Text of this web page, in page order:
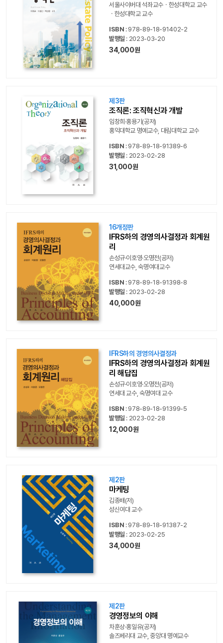
서울사이버대 석좌교수ㆍ한성대학교 교수
ㆍ한성대학교 교수
ISBN : 978-89-18-91402-2
발행일 : 2023-03-20
34,000원
제3판
조직론: 조직혁신과 개발
임창희·홍용기(공저)
홍익대학교 명예교수, 대림대학교 교수
ISBN : 978-89-18-91389-6
발행일 : 2023-02-28
31,000원
16개정판
IFRS하의 경영의사결정과 회계원
리
손성규·이호영·오명전(공저)
연세대교수, 숙명여대교수
ISBN : 978-89-18-91398-8
발행일 : 2023-02-28
40,000원
IFRS하의 경영의사결정과
IFRS하의 경영의사결정과 회계원
리 해답집
손성규·이호영·오명전(공저)
연세대 교수, 숙명여대 교수
ISBN : 978-89-18-91399-5
발행일 : 2023-02-28
12,000원
제2판
마케팅
김종배(저)
성신여대 교수
ISBN : 978-89-18-91387-2
발행일 : 2023-02-25
34,000원
제2판
경영정보의 이해
차훈상·홍일유(공저)
솔즈베리대 교수, 중앙대 명예교수